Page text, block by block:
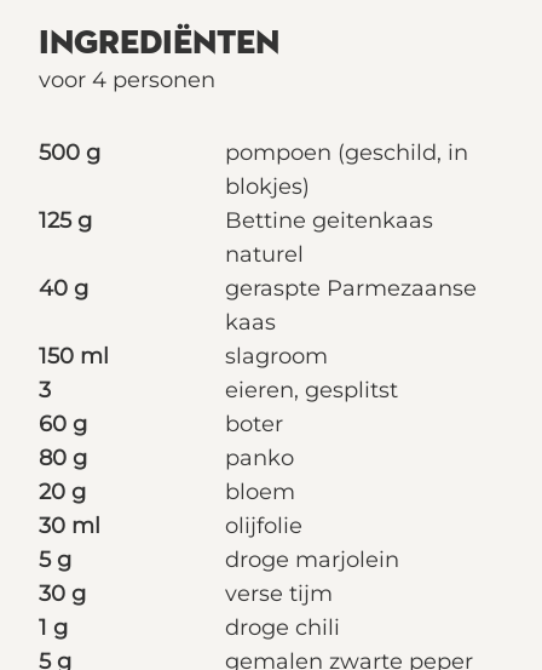
INGREDIËNTEN
voor 4 personen
500 g
pompoen (geschild, in
blokjes)
125 g
Bettine geitenkaas
naturel
40 g
geraspte Parmezaanse
kaas
150 ml
slagroom
3
eieren, gesplitst
60 g
boter
80 g
panko
20 g
bloem
30 ml
olijfolie
5 g
droge marjolein
30 g
verse tijm
1 g
droge chili
5 g
gemalen zwarte peper